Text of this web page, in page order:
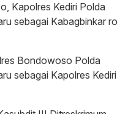
Kapolres Kediri Polda
sebagai Kabagbinkar ro
Bondowoso Polda
sebagai Kapolres Kediri